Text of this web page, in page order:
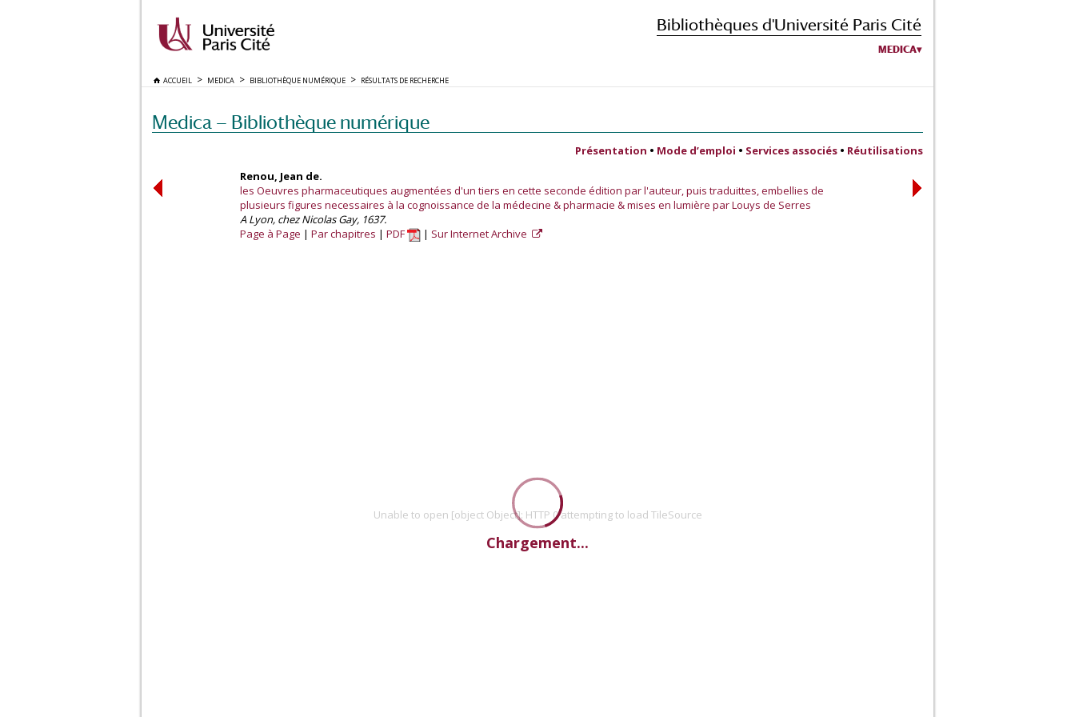
Bibliothèques d'Université Paris Cité
MEDICA
ACCUEIL MEDICA BIBLIOTHÈQUE NUMÉRIQUE RÉSULTATS DE RECHERCHE
Medica — Bibliothèque numérique
Présentation • Mode d’emploi • Services associés • Réutilisations
Renou, Jean de.
les Oeuvres pharmaceutiques augmentées d'un tiers en cette seconde édition par l'auteur, puis traduittes, embellies de
plusieurs figures necessaires à la cognoissance de la médecine & pharmacie & mises en lumière par Louys de Serres
A Lyon, chez Nicolas Gay, 1637.
Page à Page
Par chapitres PDF Sur Internet Archive
Unable to open [object Object]: HTTP 0 attempting to load TileSource
Chargement...